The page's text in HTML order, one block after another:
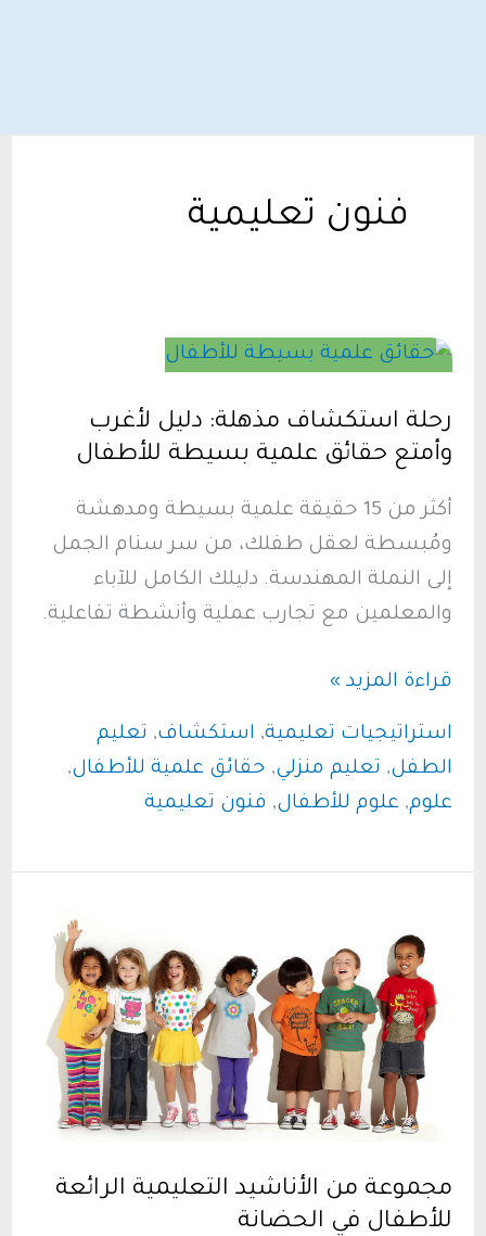
فنون تعليمية
رحلة استكشاف مذهلة: دليل لأغرب
وأمتع حقائق علمية بسيطة للأطفال
أكثر من 15 حقيقة علمية بسيطة ومدهشة
ومُبسطة لعقل طفلك، من سر سنام الجمل
إلى النملة المهندسة. دليلك الكامل للآباء
والمعلمين مع تجارب عملية وأنشطة تفاعلية.
رحلة
لأغرب
بسيطة
للأطفال
قراءة المزيد »
استراتيجيات تعليمية, استكشاف, تعليم
الطفل, تعليم منزلي, حقائق علمية للأطفال,
علوم, علوم للأطفال, فنون تعليمية
مجموعة من الأناشيد التعليمية الرائعة
للأطفال في الحضانة